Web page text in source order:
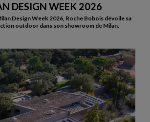
DESIGN WEEK 2026
Design Week 2026, Roche Bobois dévoile sa
outdoor dans son showroom de Milan.